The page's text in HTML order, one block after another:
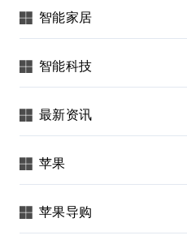
智能家居
智能科技
最新资讯
苹果
苹果导购